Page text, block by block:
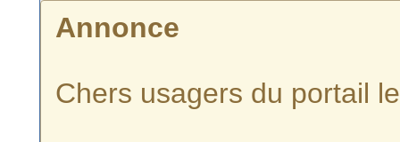
Annonce
Chers usagers du portail